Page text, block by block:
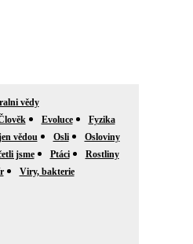
vědy
Evoluce
Fyzika
vědou Osli
Osloviny
jsme Ptáci
Rostliny
Viry, bakterie